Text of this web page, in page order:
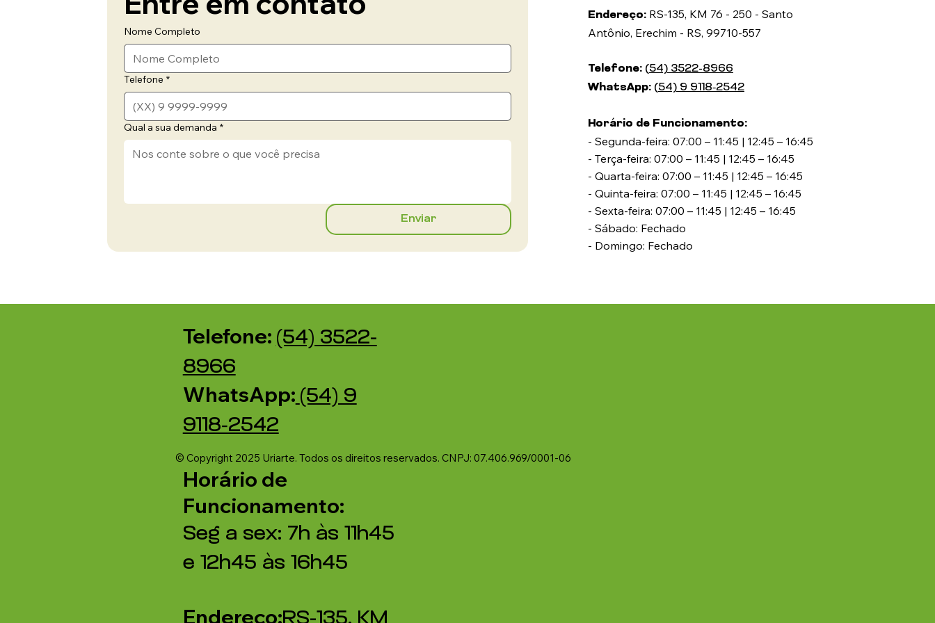
Nome Completo
Telefone *
Qual a sua demanda *
Enviar
Endereço: RS-135, KM 76 - 250 - Santo
Antônio, Erechim - RS, 99710-557
Telefone: (54) 3522-8966
WhatsApp: (54) 9 9118‑2542‬
Horário de Funcionamento:
- Segunda-feira: 07:00 – 11:45 | 12:45 – 16:45
- Terça-feira: 07:00 – 11:45 | 12:45 – 16:45
- Quarta-feira: 07:00 – 11:45 | 12:45 – 16:45
- Quinta-feira: 07:00 – 11:45 | 12:45 – 16:45
- Sexta-feira: 07:00 – 11:45 | 12:45 – 16:45
- Sábado: Fechado
- Domingo: Fechado
Telefone: (54) 3522-
8966
WhatsApp: (54) 9
9118‑2542‬
Horário de
Funcionamento:
Seg a sex: 7h às 11h45
e 12h45 às 16h45
Endereço:
© Copyright 2025 Uriarte. Todos os direitos reservados. CNPJ: 07.406.969/0001-06